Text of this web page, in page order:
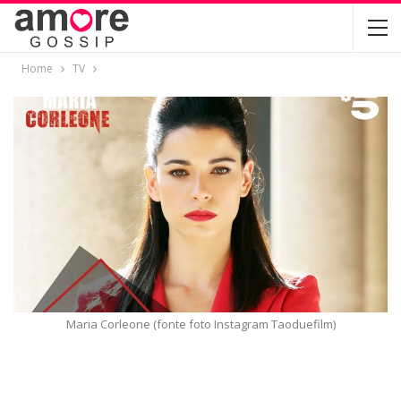
Home TV
Maria Corleone (fonte foto Instagram Taoduefilm)